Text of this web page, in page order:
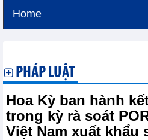
Home
PHÁP LUẬT
Hoa Kỳ ban hành
trong kỳ rà soát
Việt Nam xuất khẩu